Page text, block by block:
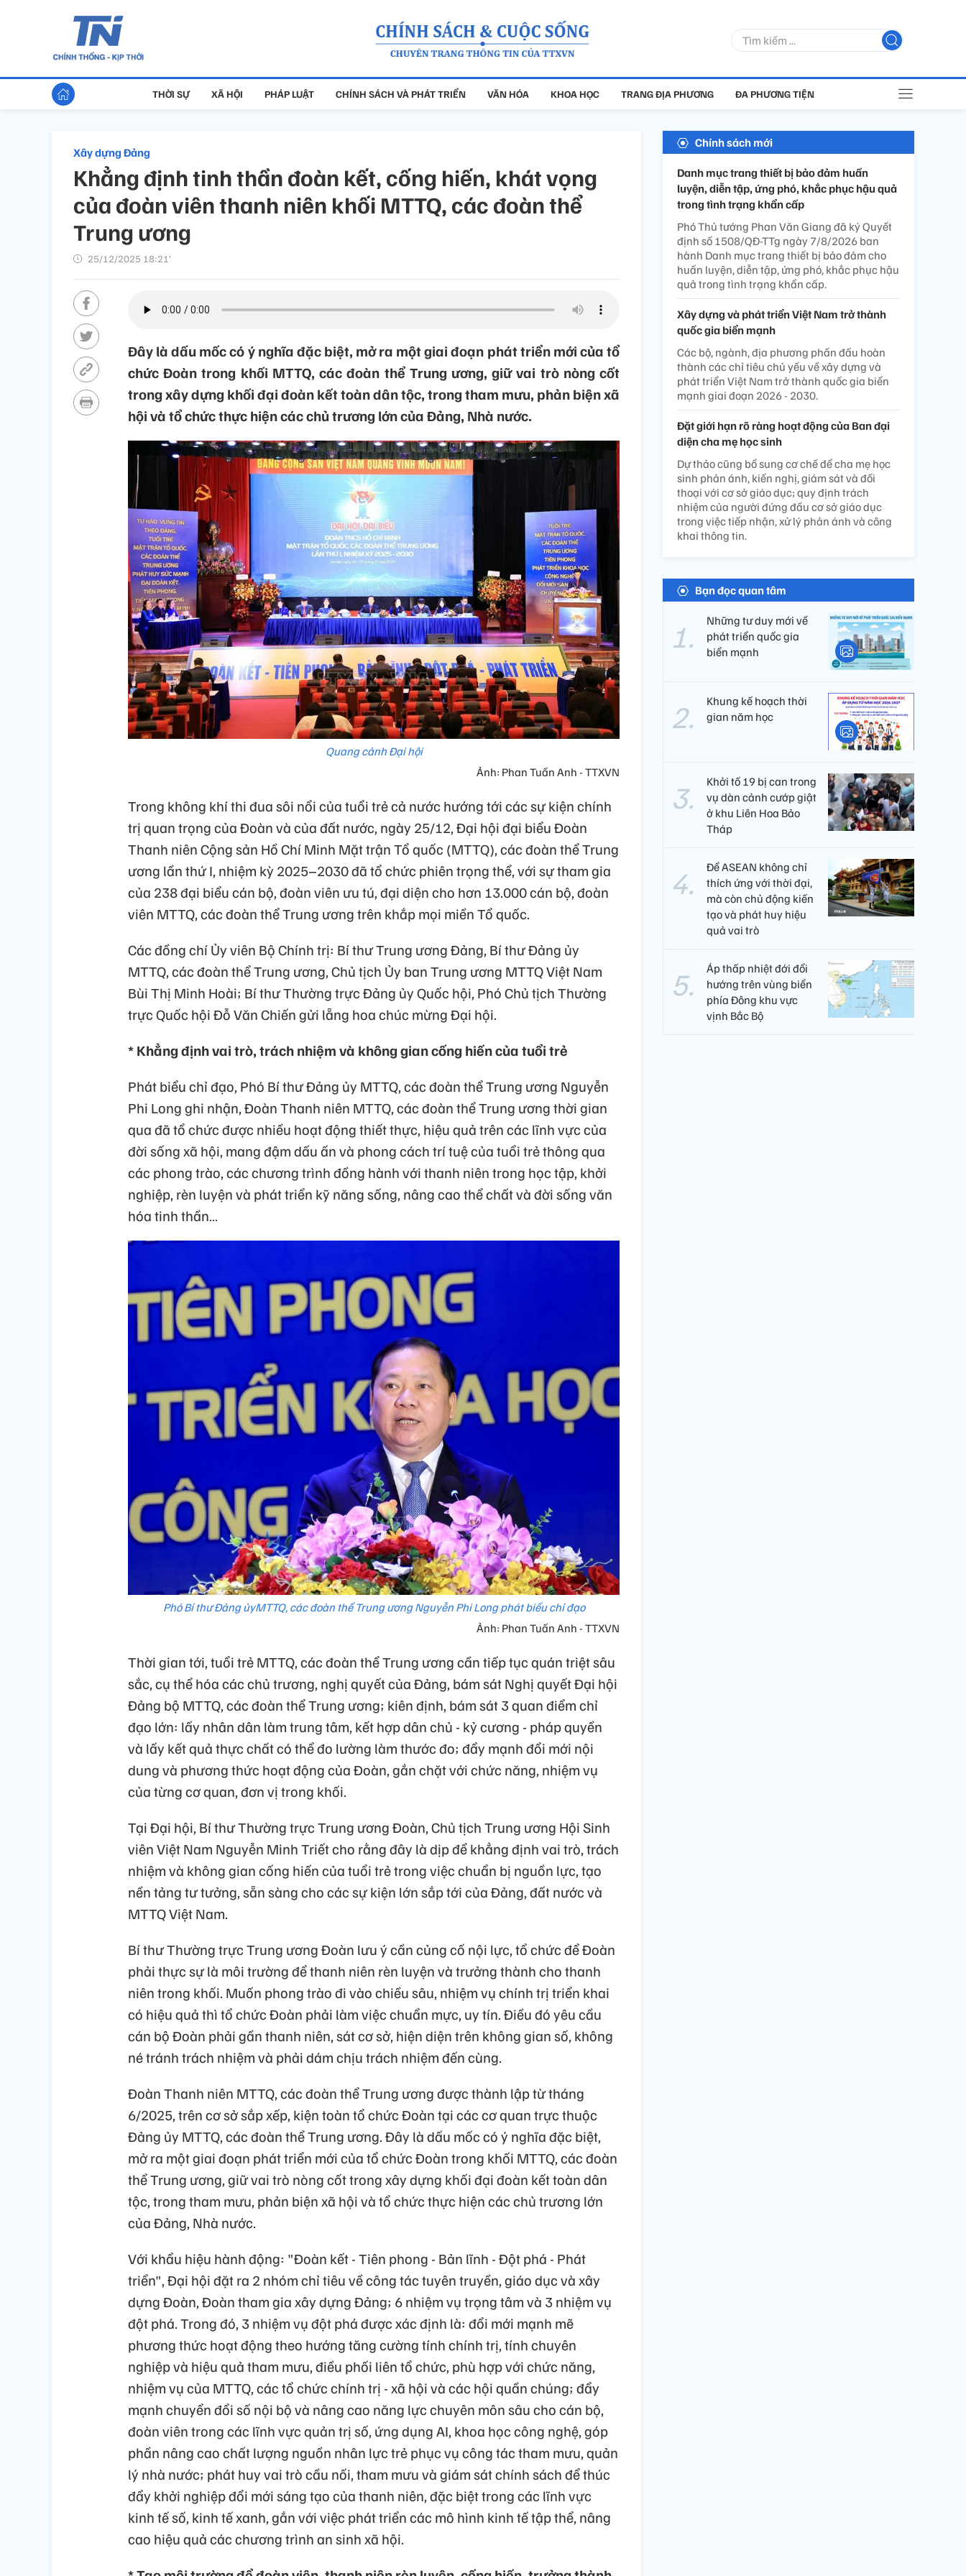
THỜI SỰ XÃ HỘI PHÁP LUẬT CHÍNH SÁCH VÀ PHÁT TRIỂN VĂN HÓA KHOA HỌC TRANG ĐỊA PHƯƠNG ĐA PHƯƠNG TIỆN
Xây dựng Đảng
Khẳng định tinh thần đoàn kết, cống hiến, khát vọng
của đoàn viên thanh niên khối MTTQ, các đoàn thể
Trung ương
25/12/2025 18:21’
Đây là dấu mốc có ý nghĩa đặc biệt, mở ra một giai đoạn phát triển mới của tổ
chức Đoàn trong khối MTTQ, các đoàn thể Trung ương, giữ vai trò nòng cốt
trong xây dựng khối đại đoàn kết toàn dân tộc, trong tham mưu, phản biện xã
hội và tổ chức thực hiện các chủ trương lớn của Đảng, Nhà nước.
Quang cảnh Đại hội
Ảnh: Phan Tuấn Anh - TTXVN
Trong không khí thi đua sôi nổi của tuổi trẻ cả nước hướng tới các sự kiện chính
trị quan trọng của Đoàn và của đất nước, ngày 25/12, Đại hội đại biểu Đoàn
Thanh niên Cộng sản Hồ Chí Minh Mặt trận Tổ quốc (MTTQ), các đoàn thể Trung
ương lần thứ I, nhiệm kỳ 2025–2030 đã tổ chức phiên trọng thể, với sự tham gia
của 238 đại biểu cán bộ, đoàn viên ưu tú, đại diện cho hơn 13.000 cán bộ, đoàn
viên MTTQ, các đoàn thể Trung ương trên khắp mọi miền Tổ quốc.
Các đồng chí Ủy viên Bộ Chính trị: Bí thư Trung ương Đảng, Bí thư Đảng ủy
MTTQ, các đoàn thể Trung ương, Chủ tịch Ủy ban Trung ương MTTQ Việt Nam
Bùi Thị Minh Hoài; Bí thư Thường trực Đảng ủy Quốc hội, Phó Chủ tịch Thường
trực Quốc hội Đỗ Văn Chiến gửi lẵng hoa chúc mừng Đại hội.
* Khẳng định vai trò, trách nhiệm và không gian cống hiến của tuổi trẻ
Phát biểu chỉ đạo, Phó Bí thư Đảng ủy MTTQ, các đoàn thể Trung ương Nguyễn
Phi Long ghi nhận, Đoàn Thanh niên MTTQ, các đoàn thể Trung ương thời gian
qua đã tổ chức được nhiều hoạt động thiết thực, hiệu quả trên các lĩnh vực của
đời sống xã hội, mang đậm dấu ấn và phong cách trí tuệ của tuổi trẻ thông qua
các phong trào, các chương trình đồng hành với thanh niên trong học tập, khởi
nghiệp, rèn luyện và phát triển kỹ năng sống, nâng cao thể chất và đời sống văn
hóa tinh thần…
Phó Bí thư Đảng ủyMTTQ, các đoàn thể Trung ương Nguyễn Phi Long phát biểu chỉ đạo
Ảnh: Phan Tuấn Anh - TTXVN
Thời gian tới, tuổi trẻ MTTQ, các đoàn thể Trung ương cần tiếp tục quán triệt sâu
sắc, cụ thể hóa các chủ trương, nghị quyết của Đảng, bám sát Nghị quyết Đại hội
Đảng bộ MTTQ, các đoàn thể Trung ương; kiên định, bám sát 3 quan điểm chỉ
đạo lớn: lấy nhân dân làm trung tâm, kết hợp dân chủ - kỷ cương - pháp quyền
và lấy kết quả thực chất có thể đo lường làm thước đo; đẩy mạnh đổi mới nội
dung và phương thức hoạt động của Đoàn, gắn chặt với chức năng, nhiệm vụ
của từng cơ quan, đơn vị trong khối.
Tại Đại hội, Bí thư Thường trực Trung ương Đoàn, Chủ tịch Trung ương Hội Sinh
viên Việt Nam Nguyễn Minh Triết cho rằng đây là dịp để khẳng định vai trò, trách
nhiệm và không gian cống hiến của tuổi trẻ trong việc chuẩn bị nguồn lực, tạo
nền tảng tư tưởng, sẵn sàng cho các sự kiện lớn sắp tới của Đảng, đất nước và
MTTQ Việt Nam.
Bí thư Thường trực Trung ương Đoàn lưu ý cần củng cố nội lực, tổ chức để Đoàn
phải thực sự là môi trường để thanh niên rèn luyện và trưởng thành cho thanh
niên trong khối. Muốn phong trào đi vào chiều sâu, nhiệm vụ chính trị triển khai
có hiệu quả thì tổ chức Đoàn phải làm việc chuẩn mực, uy tín. Điều đó yêu cầu
cán bộ Đoàn phải gần thanh niên, sát cơ sở, hiện diện trên không gian số, không
né tránh trách nhiệm và phải dám chịu trách nhiệm đến cùng.
Đoàn Thanh niên MTTQ, các đoàn thể Trung ương được thành lập từ tháng
6/2025, trên cơ sở sắp xếp, kiện toàn tổ chức Đoàn tại các cơ quan trực thuộc
Đảng ủy MTTQ, các đoàn thể Trung ương. Đây là dấu mốc có ý nghĩa đặc biệt,
mở ra một giai đoạn phát triển mới của tổ chức Đoàn trong khối MTTQ, các đoàn
thể Trung ương, giữ vai trò nòng cốt trong xây dựng khối đại đoàn kết toàn dân
tộc, trong tham mưu, phản biện xã hội và tổ chức thực hiện các chủ trương lớn
của Đảng, Nhà nước.
Với khẩu hiệu hành động: "Đoàn kết - Tiên phong - Bản lĩnh - Đột phá - Phát
triển", Đại hội đặt ra 2 nhóm chỉ tiêu về công tác tuyên truyền, giáo dục và xây
dựng Đoàn, Đoàn tham gia xây dựng Đảng; 6 nhiệm vụ trọng tâm và 3 nhiệm vụ
đột phá. Trong đó, 3 nhiệm vụ đột phá được xác định là: đổi mới mạnh mẽ
phương thức hoạt động theo hướng tăng cường tính chính trị, tính chuyên
nghiệp và hiệu quả tham mưu, điều phối liên tổ chức, phù hợp với chức năng,
nhiệm vụ của MTTQ, các tổ chức chính trị - xã hội và các hội quần chúng; đẩy
mạnh chuyển đổi số nội bộ và nâng cao năng lực chuyên môn sâu cho cán bộ,
đoàn viên trong các lĩnh vực quản trị số, ứng dụng AI, khoa học công nghệ, góp
phần nâng cao chất lượng nguồn nhân lực trẻ phục vụ công tác tham mưu, quản
lý nhà nước; phát huy vai trò cầu nối, tham mưu và giám sát chính sách để thúc
đẩy khởi nghiệp đổi mới sáng tạo của thanh niên, đặc biệt trong các lĩnh vực
kinh tế số, kinh tế xanh, gắn với việc phát triển các mô hình kinh tế tập thể, nâng
cao hiệu quả các chương trình an sinh xã hội.
Chính sách mới
Danh mục trang thiết bị bảo đảm huấn
luyện, diễn tập, ứng phó, khắc phục hậu quả
trong tình trạng khẩn cấp
Phó Thủ tướng Phan Văn Giang đã ký Quyết
định số 1508/QĐ-TTg ngày 7/8/2026 ban
hành Danh mục trang thiết bị bảo đảm cho
huấn luyện, diễn tập, ứng phó, khắc phục hậu
quả trong tình trạng khẩn cấp.
Xây dựng và phát triển Việt Nam trở thành
quốc gia biển mạnh
Các bộ, ngành, địa phương phấn đấu hoàn
thành các chỉ tiêu chủ yếu về xây dựng và
phát triển Việt Nam trở thành quốc gia biển
mạnh giai đoạn 2026 - 2030.
Đặt giới hạn rõ ràng hoạt động của Ban đại
diện cha mẹ học sinh
Dự thảo cũng bổ sung cơ chế để cha mẹ học
sinh phản ánh, kiến nghị, giám sát và đối
thoại với cơ sở giáo dục; quy định trách
nhiệm của người đứng đầu cơ sở giáo dục
trong việc tiếp nhận, xử lý phản ánh và công
khai thông tin.
Bạn đọc quan tâm
Những tư duy mới về
phát triển quốc gia
biển mạnh
Khung kế hoạch thời
gian năm học
Khởi tố 19 bị can trong
vụ dàn cảnh cướp giật
ở khu Liên Hoa Bảo
Tháp
Để ASEAN không chỉ
thích ứng với thời đại,
mà còn chủ động kiến
tạo và phát huy hiệu
quả vai trò
Áp thấp nhiệt đới đổi
hướng trên vùng biển
phía Đông khu vực
vịnh Bắc Bộ